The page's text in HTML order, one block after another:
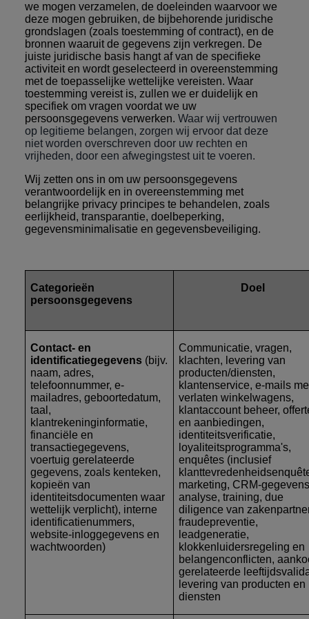
we mogen verzamelen, de doeleinden waarvoor we
deze mogen gebruiken, de bijbehorende juridische
grondslagen (zoals toestemming of contract), en de
bronnen waaruit de gegevens zijn verkregen. De
juiste juridische basis hangt af van de specifieke
activiteit en wordt geselecteerd in overeenstemming
met de toepasselijke wettelijke vereisten. Waar
toestemming vereist is, zullen we er duidelijk en
specifiek om vragen voordat we uw
persoonsgegevens verwerken. Waar wij vertrouwen
op legitieme belangen, zorgen wij ervoor dat deze
niet worden overschreven door uw rechten en
vrijheden, door een afwegingstest uit te voeren.
Wij zetten ons in om uw persoonsgegevens
verantwoordelijk en in overeenstemming met
belangrijke privacy principes te behandelen, zoals
eerlijkheid, transparantie, doelbeperking,
gegevensminimalisatie en gegevensbeveiliging.
Categorieën
persoonsgegevens
Doel
Contact- en
identificatiegegevens (bijv.
naam, adres,
telefoonnummer, e-
mailadres, geboortedatum,
taal,
klantrekeninginformatie,
financiële en
transactiegegevens,
voertuig gerelateerde
gegevens, zoals kenteken,
kopieën van
identiteitsdocumenten waar
wettelijk verplicht), interne
identificatienummers,
website-inloggegevens en
wachtwoorden)
Communicatie, vragen,
klachten, levering van
producten/diensten,
klantenservice, e-mails
verlaten winkelwagens,
klantaccount beheer,
en aanbiedingen,
identiteitsverificatie,
loyaliteitsprogramma's,
enquêtes (inclusief
marketing, CRM-
analyse, training, due
diligence van
fraudepreventie,
leadgeneratie,
klokkenluidersregeling en
belangenconflicten,
gerelateerde
levering van producten en
diensten